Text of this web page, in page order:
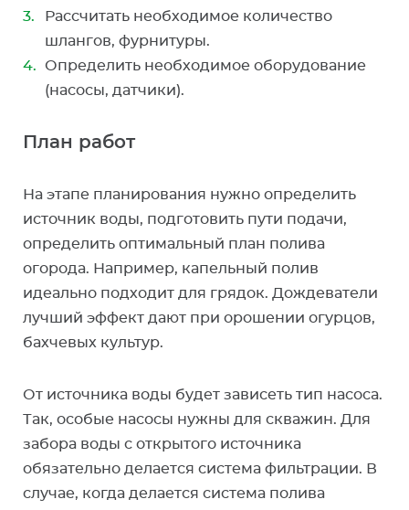
Рассчитать необходимое количество
шлангов, фурнитуры.
Определить необходимое оборудование
(насосы, датчики).
План работ
На этапе планирования нужно определить
источник воды, подготовить пути подачи,
определить оптимальный план полива
огорода. Например, капельный полив
идеально подходит для грядок. Дождеватели
лучший эффект дают при орошении огурцов,
бахчевых культур.
От источника воды будет зависеть тип насоса.
Так, особые насосы нужны для скважин. Для
забора воды с открытого источника
обязательно делается система фильтрации. В
случае, когда делается система полива